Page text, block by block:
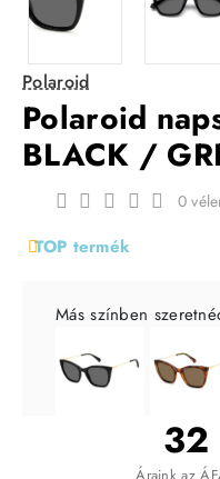
Polaroid
Polaroid
BLACK /
TOP termék
0
32
Más színben